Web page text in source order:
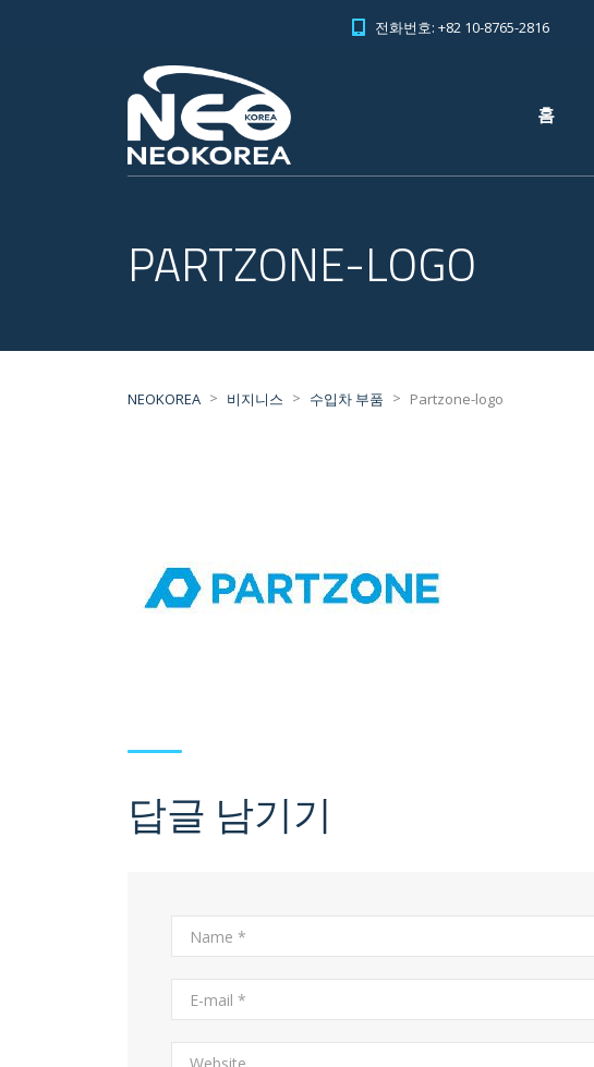
전화번호: +82 10-8765-2816
홈
PARTZONE-LOGO
NEOKOREA > 비지니스 > 수입차 부품 > Partzone-logo
답글 남기기